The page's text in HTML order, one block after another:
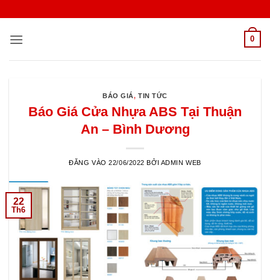
nội
0
BÁO GIÁ,TIN TỨC
Báo Giá Cửa Nhựa ABS Tại Thuận
An – Bình Dương
ĐĂNG VÀO22/06/2022 BỞI ADMIN WEB
22
Th6